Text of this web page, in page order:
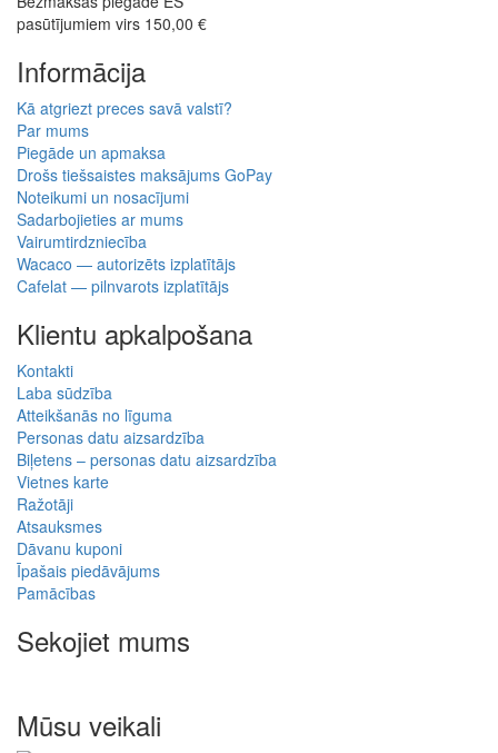
pasūtījumiem virs 150,00 €
Informācija
Kā atgriezt preces savā valstī?
Par mums
Piegāde un apmaksa
Drošs tiešsaistes maksājums GoPay
Noteikumi un nosacījumi
Sadarbojieties ar mums
Vairumtirdzniecība
Wacaco — autorizēts izplatītājs
Cafelat — pilnvarots izplatītājs
Klientu apkalpošana
Kontakti
Laba sūdzība
Atteikšanās no līguma
Personas datu aizsardzība
Biļetens – personas datu aizsardzība
Vietnes karte
Ražotāji
Atsauksmes
Dāvanu kuponi
Īpašais piedāvājums
Pamācības
Sekojiet mums
Mūsu veikali